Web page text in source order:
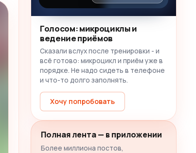
Голосом: микроциклы и
ведение приёмов
Сказали вслух после тренировки - и
всё готово: микроцикл и приём уже в
порядке. Не надо сидеть в телефоне
и что-то долго заполнять.
Хочу попробовать
Полная лента — в приложении
Более миллиона постов,